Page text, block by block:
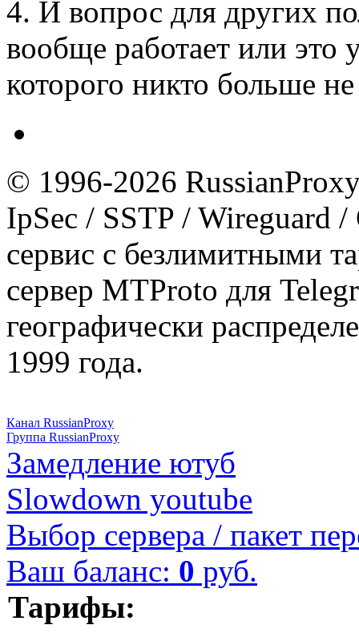
4. И вопрос для других
вообще работает или это
которого никто больше
© 1996-2026
IpSec / SSTP / Wireguard
сервис с безлимитными
сервер MTProto для
географически
1999 года.
Канал RussianProxy
Группа RussianProxy
Замедление ютуб
Slowdown youtube
Выбор сервера / пакет
Ваш баланс: 0 руб.
Тарифы: